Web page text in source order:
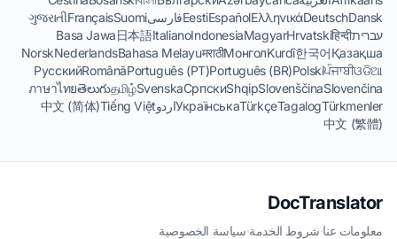
Dansk
Deutsch
Ελληνικά
Español
EestiفارسیSuomi
Français
ગુજરાતી
עבריתहिन्दी
Hrvatski
Magyar
Indonesia
Italiano
日本語
Basa Jawa
Қазақша
한국어
Kurdî
Монгол
मराठी
Bahasa Melayu
Nederlands
Norsk
ଓଡିଆ
ਪੰਜਾਬੀ
Polski
Português (BR)
Português (PT)
Română
Русский
Slovenčina
Slovenščina
Shqip
Српски
Svenska
தமிழ்
తెలుగు
ภาษาไทย
Türkmenler
Tagalog
Türkçe
УкраїнськаاردوTiếng Việt
中文 (简体)
中文 (繁體)
DocTranslator
معلومات عنا·شروط الخدمة·سياسة الخصوصية